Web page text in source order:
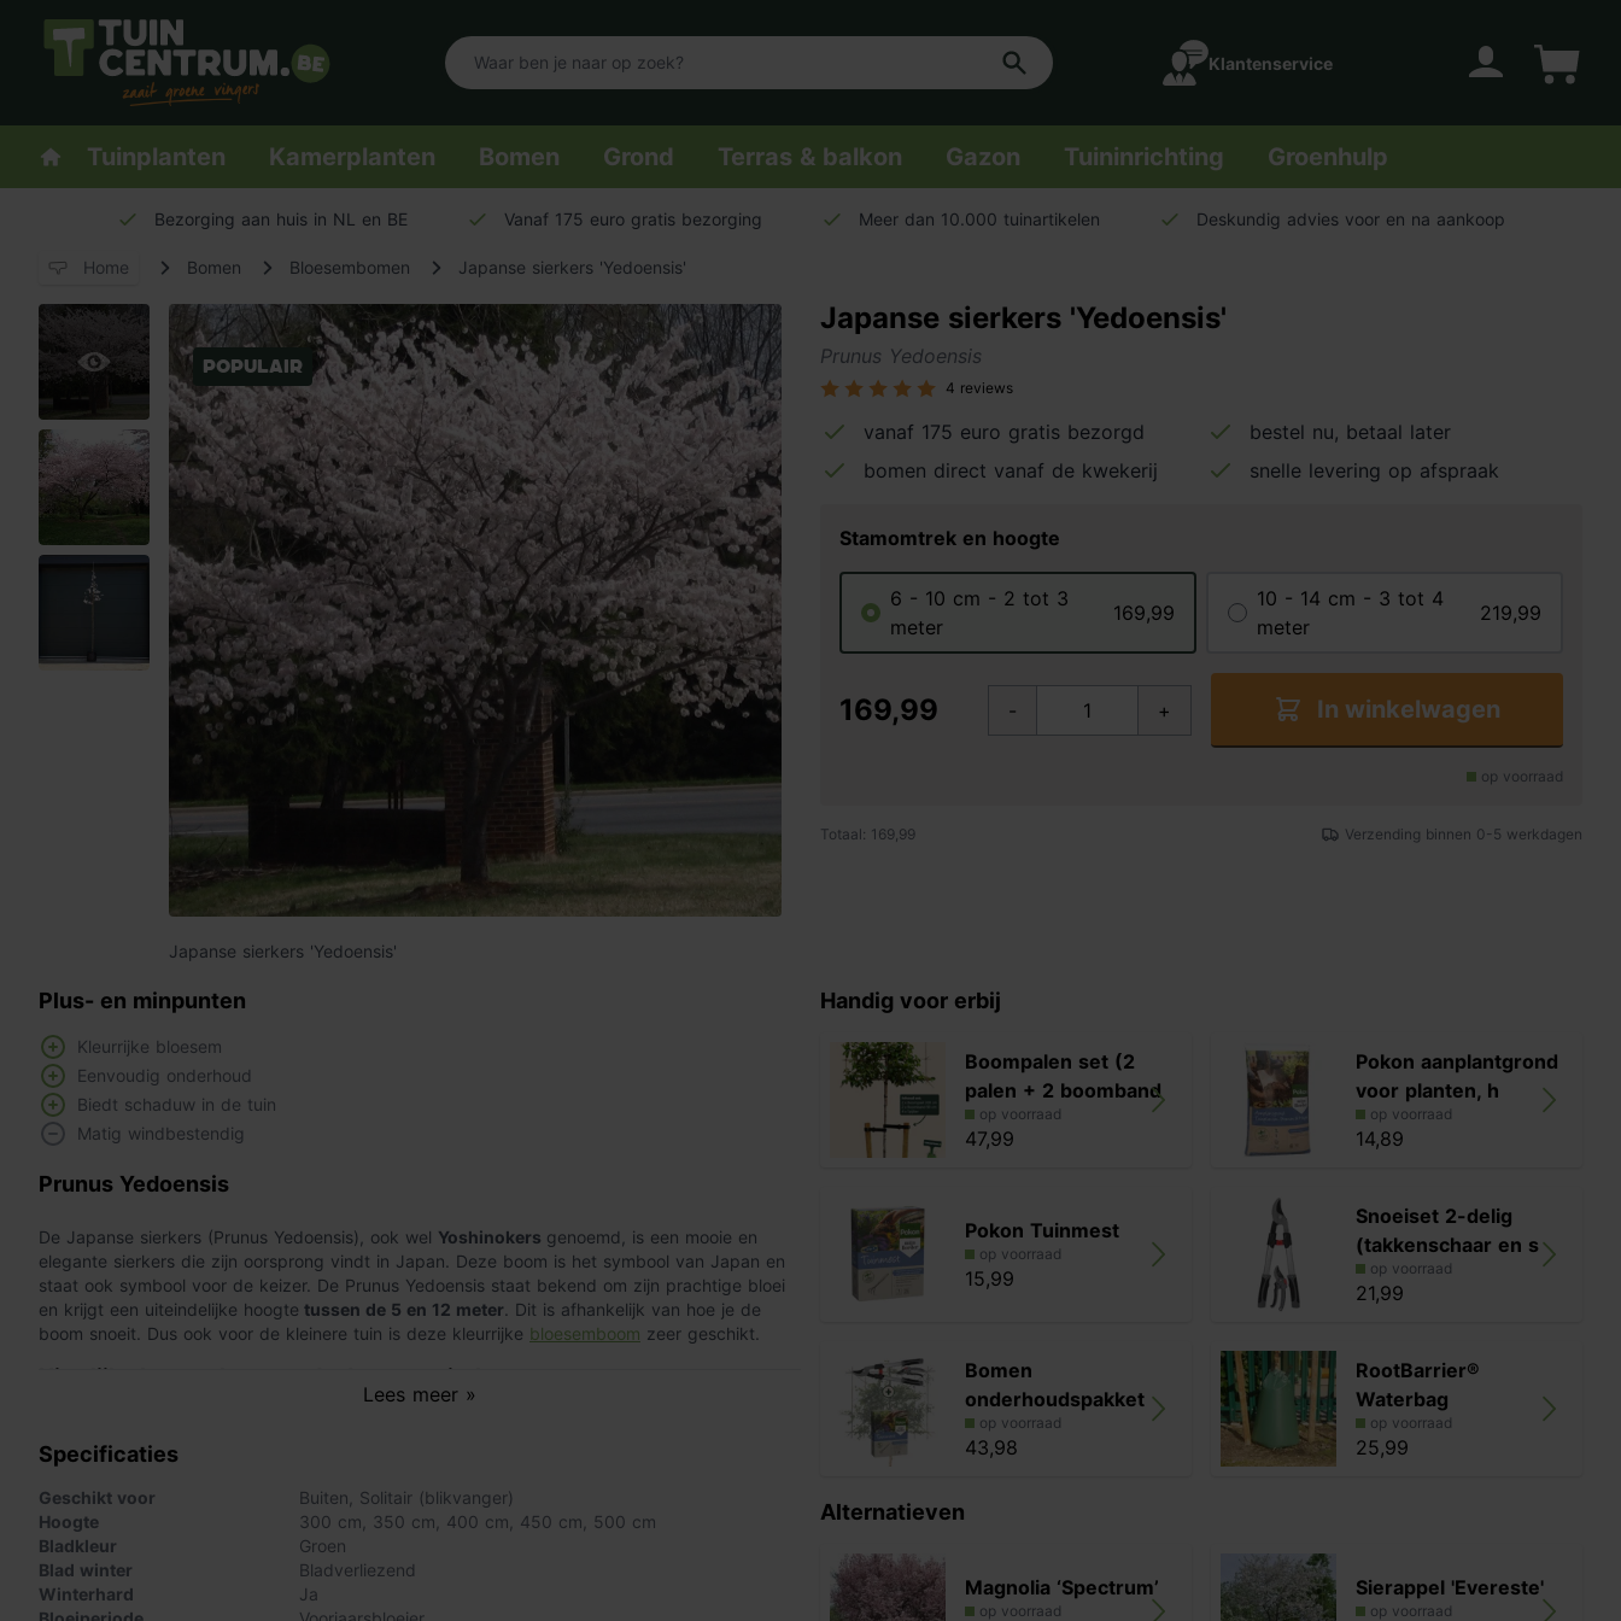
Logo Tuincentrum.be
Klantenservice
Homepage
Tuinplanten Kamerplanten Bomen Grond Terras & balkon Gazon Tuininrichting Groenhulp
Bezorging aan huis in NL en BE Vanaf 175 euro gratis bezorging Meer dan 10.000 tuinartikelen Deskundig advies voor en na aankoop
Home Bomen Bloesembomen Japanse sierkers 'Yedoensis'
Populair
Japanse sierkers 'Yedoensis'
Japanse sierkers 'Yedoensis'
Prunus Yedoensis
4 reviews
vanaf 175 euro gratis bezorgd
bestel nu, betaal later
bomen direct vanaf de kwekerij
snelle levering op afspraak
Stamomtrek en hoogte
6 - 10 cm - 2 tot 3
meter
169,99
10 - 14 cm - 3 tot 4
meter
219,99
169,99 - + In winkelwagen
op voorraad
Totaal: 169,99 Verzending binnen 0-5 werkdagen
Plus- en minpunten
Kleurrijke bloesem
Eenvoudig onderhoud
Biedt schaduw in de tuin
Matig windbestendig
Prunus Yedoensis
De Japanse sierkers (Prunus Yedoensis), ook wel Yoshinokers genoemd, is een mooie en
elegante sierkers die zijn oorsprong vindt in Japan. Deze boom is het symbool van Japan en
staat ook symbool voor de keizer. De Prunus Yedoensis staat bekend om zijn prachtige bloei
en krijgt een uiteindelijke hoogte tussen de 5 en 12 meter . Dit is afhankelijk van hoe je de
boom snoeit. Dus ook voor de kleinere tuin is deze kleurrijke bloesemboom zeer geschikt.
Lees meer »
Uiterlijke kenmerken van de Japanse sierkers
bloesem verschijnt in april en blijft tot halverwege de lente hangen. Van de bloemen komt een
verandert het groen naar frisgroen aan de bovenkant en lichtgroen aan de onderkant van het
blad. De bast van de Yedoensis is glad en heeft een lichte gruisbruine kleur. Houd er rekening
mee dat de boom
matig windbestendig
De Yedoensis in het najaar
Specificaties
Geschikt voor Buiten
Solitair (blikvanger)
Hoogte
300 cm 350 cm 400 cm 450 cm
500 cm
Bladkleur
Groen
Blad winter
Bladverliezend
Winterhard
Ja
Handig voor erbij
Boompalen set (2
palen + 2 boomband
op voorraad
47,99
Pokon aanplantgrond
voor planten, h
op voorraad
14,89
Pokon Tuinmest
op voorraad
15,99
Snoeiset 2-delig
(takkenschaar en s
op voorraad
21,99
Bomen
onderhoudspakket
op voorraad
43,98
RootBarrier®
Waterbag
op voorraad
25,99
Alternatieven
Magnolia ‘Spectrum’
op voorraad
Sierappel 'Evereste'
op voorraad